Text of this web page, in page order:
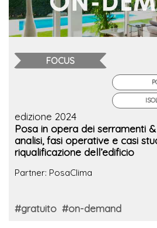
FOCUS
edizione 2024
Posa in opera dei serramenti
analisi, fasi operative e casi
riqualificazione dell’edificio
Partner: PosaClima
#gratuito #on-demand